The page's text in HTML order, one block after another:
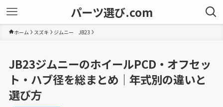
パーツ選び.com
ホーム スズキ ジムニー JB23
JB23ジムニーのホイールPCD・オフセッ
ト・ハブ径を総まとめ｜年式別の違いと
選び方